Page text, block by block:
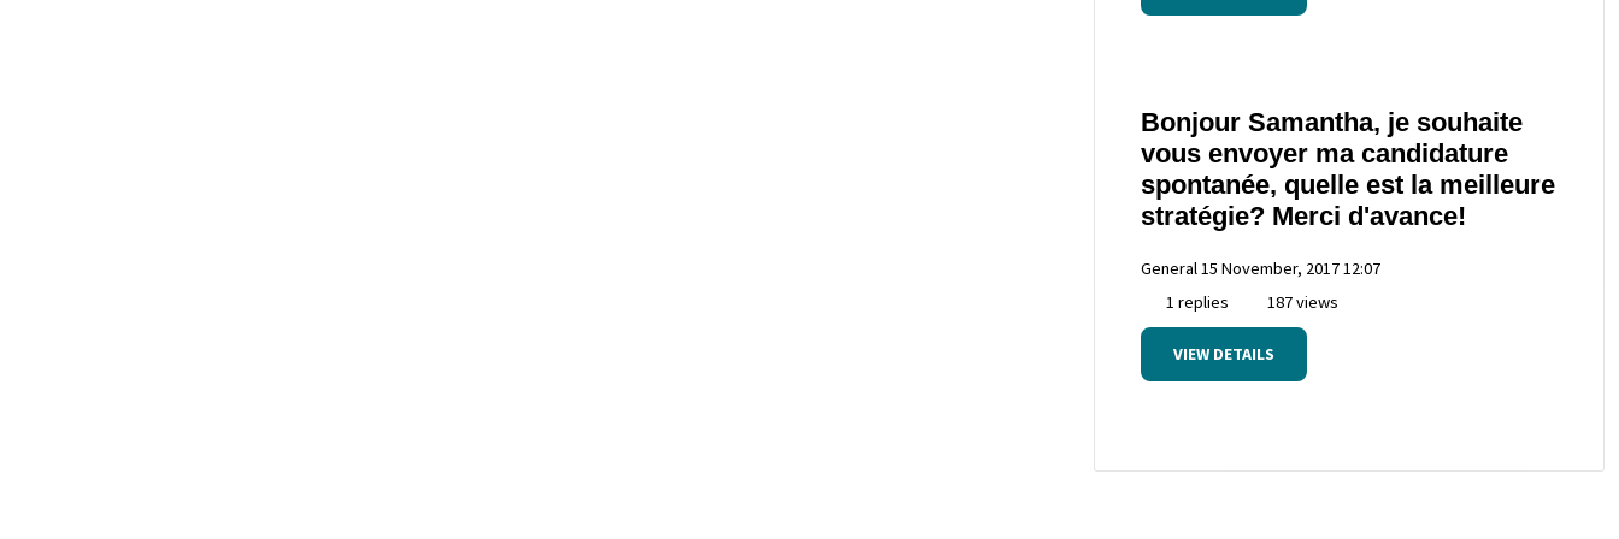
Bonjour Samantha, je souhaite
vous envoyer ma candidature
spontanée, quelle est la meilleure
stratégie? Merci d'avance!
General 15 November, 2017 12:07
1 replies
187 views
VIEW DETAILS